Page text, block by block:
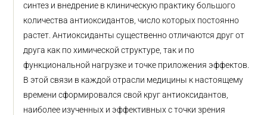
синтез и внедрение в клиническую практику большого
количества антиоксидантов, число которых постоянно
растет. Антиоксиданты существенно отличаются друг от
друга как по химической структуре, так и по
функциональной нагрузке и точке приложения эффектов.
В этой связи в каждой отрасли медицины к настоящему
времени сформировался свой круг антиоксидантов,
наиболее изученных и эффективных с точки зрения